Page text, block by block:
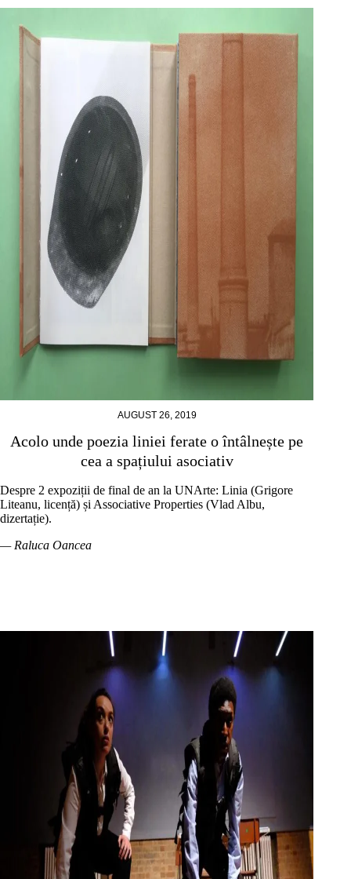
AUGUST 26, 2019
Acolo unde poezia liniei ferate o întâlnește pe
cea a spațiului asociativ
Despre 2 expoziții de final de an la UNArte: Linia (Grigore
Liteanu, licență) și Associative Properties (Vlad Albu,
dizertație).
— Raluca Oancea